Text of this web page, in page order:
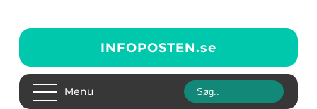
INFOPOSTEN.se
Menu